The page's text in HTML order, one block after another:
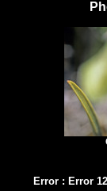
Error : Error